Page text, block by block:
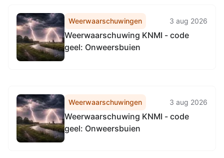
Weerwaarschuwingen 3 aug 2026
Weerwaarschuwing KNMI - code
geel: Onweersbuien
Weerwaarschuwingen 3 aug 2026
Weerwaarschuwing KNMI - code
geel: Onweersbuien